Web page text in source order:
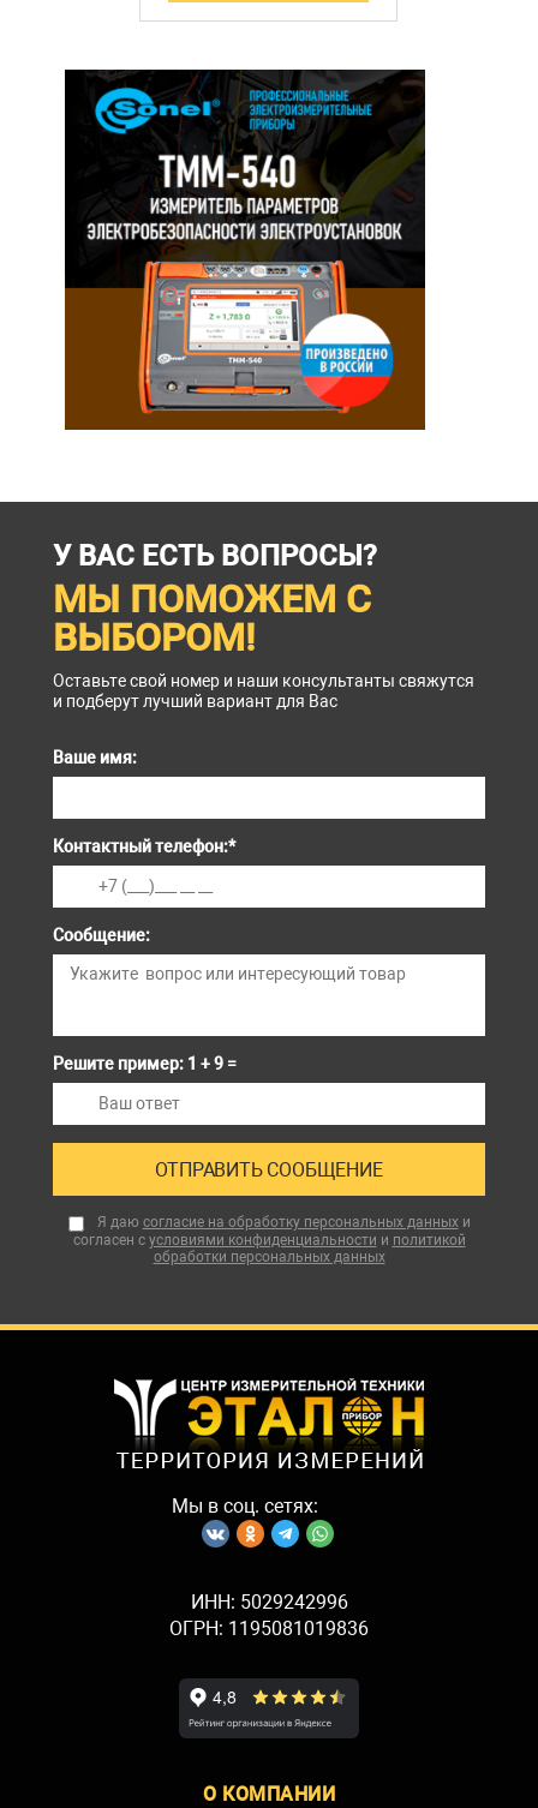
У ВАС ЕСТЬ ВОПРОСЫ?
МЫ ПОМОЖЕМ С
ВЫБОРОМ!
Оставьте свой номер и наши консультанты свяжутся
и подберут лучший вариант для Вас
Ваше имя:
Контактный телефон:*
Сообщение:
Решите пример: 1 + 9 =
Я даю согласие на обработку персональных данныхи
согласен с условиями конфиденциальности и политикой
обработки персональных данных
Мы в соц. сетях:
ИНН: 5029242996
ОГРН: 1195081019836
О КОМПАНИИ